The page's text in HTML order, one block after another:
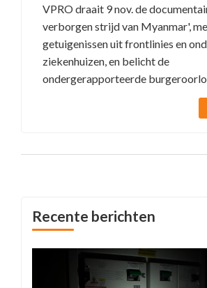
VPRO draait 9 nov. de
verborgen strijd van Myanmar',
getuigenissen uit frontlinies en
ziekenhuizen, en belicht de
ondergerapporteerde
Recente berichten